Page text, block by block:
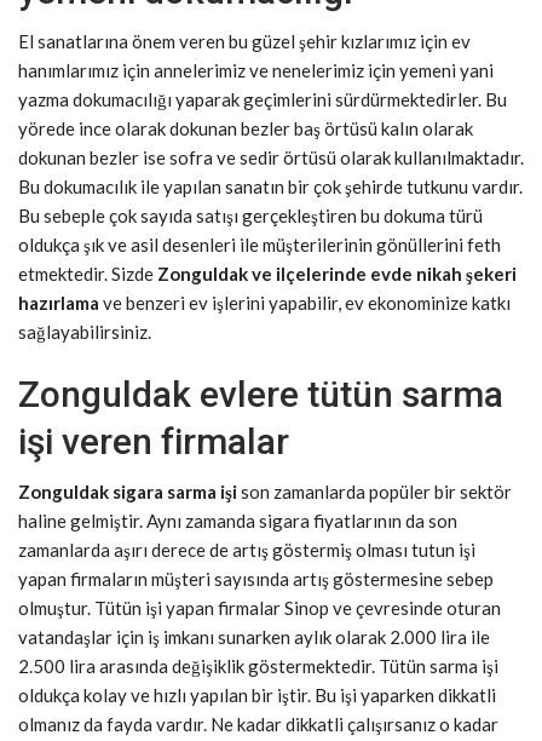
El sanatlarına önem veren bu güzel şehir kızlarımız için ev
hanımlarımız için annelerimiz ve nenelerimiz için yemeni yani
yazma dokumacılığı yaparak geçimlerini sürdürmektedirler. Bu
yörede ince olarak dokunan bezler baş örtüsü kalın olarak
dokunan bezler ise sofra ve sedir örtüsü olarak kullanılmaktadır.
Bu dokumacılık ile yapılan sanatın bir çok şehirde tutkunu vardır.
Bu sebeple çok sayıda satışı gerçekleştiren bu dokuma türü
oldukça şık ve asil desenleri ile müşterilerinin gönüllerini feth
etmektedir. Sizde Zonguldak ve ilçelerinde evde nikah şekeri
hazırlama ve benzeri ev işlerini yapabilir, ev ekonominize katkı
sağlayabilirsiniz.
Zonguldak evlere tütün sarma
işi veren firmalar
Zonguldak sigara sarma işison zamanlarda popüler bir sektör
haline gelmiştir. Aynı zamanda sigara fiyatlarının da son
zamanlarda aşırı derece de artış göstermiş olması tutun işi
yapan firmaların müşteri sayısında artış göstermesine sebep
olmuştur. Tütün işi yapan firmalar Sinop ve çevresinde oturan
vatandaşlar için iş imkanı sunarken aylık olarak 2.000 lira ile
2.500 lira arasında değişiklik göstermektedir. Tütün sarma işi
oldukça kolay ve hızlı yapılan bir iştir. Bu işi yaparken dikkatli
olmanız da fayda vardır. Ne kadar dikkatli çalışırsanız o kadar